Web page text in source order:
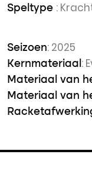
Speltype :
Seizoen: 2025
Kernmateriaal :
Materiaal van
Materiaal van